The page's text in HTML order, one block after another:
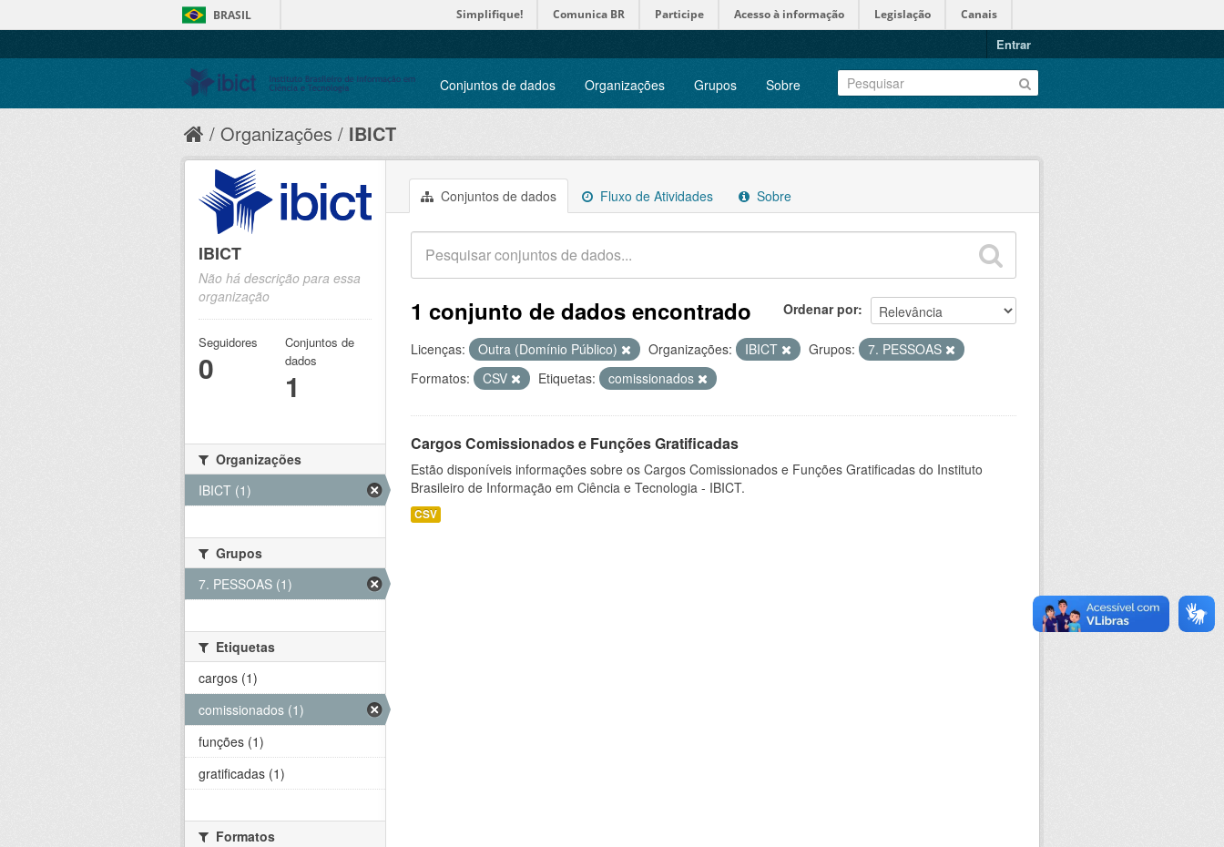
BRASIL Simplifique! Comunica BR Participe Acesso à informação Legislação Canais
Entrar
Conjuntos de dados Organizações Grupos Sobre
Organizações IBICT
Conjuntos de dados Fluxo de Atividades Sobre
Ordenar por
1 conjunto de dados encontrado
Licenças: Outra (Domínio Público) Organizações: IBICT Grupos:
7. PESSOAS
Formatos:
CSV Etiquetas: comissionados
Cargos Comissionados e Funções Gratificadas
Estão disponíveis informações sobre os Cargos Comissionados e Funções Gratificadas do Instituto
Brasileiro de Informação em Ciência e Tecnologia - IBICT.
CSV
IBICT
Não há descrição para essa
organização
Seguidores
0
Conjuntos de
dados
1
Organizações
IBICT (1)
Grupos
7. PESSOAS (1)
Etiquetas
cargos (1)
comissionados (1)
funções (1)
gratificadas (1)
Formatos